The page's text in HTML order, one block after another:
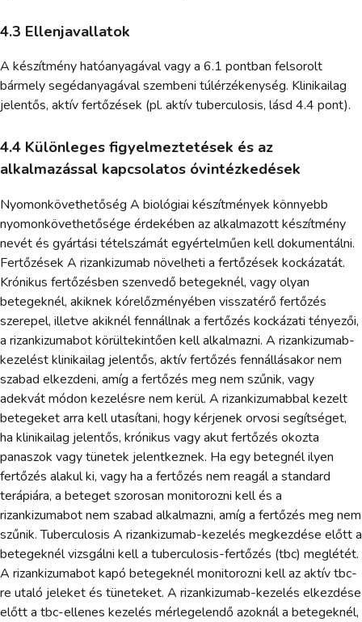
4.3 Ellenjavallatok
A készítmény hatóanyagával vagy a 6.1 pontban felsorolt
bármely segédanyagával szembeni túlérzékenység. Klinikailag
jelentős, aktív fertőzések (pl. aktív tuberculosis, lásd 4.4 pont).
4.4 Különleges figyelmeztetések és az
alkalmazással kapcsolatos óvintézkedések
Nyomonkövethetőség A biológiai készítmények könnyebb
nyomonkövethetősége érdekében az alkalmazott készítmény
nevét és gyártási tételszámát egyértelműen kell dokumentálni.
Fertőzések A rizankizumab növelheti a fertőzések kockázatát.
Krónikus fertőzésben szenvedő betegeknél, vagy olyan
betegeknél, akiknek kórelőzményében visszatérő fertőzés
szerepel, illetve akiknél fennállnak a fertőzés kockázati tényezői,
a rizankizumabot körültekintően kell alkalmazni. A rizankizumab-
kezelést klinikailag jelentős, aktív fertőzés fennállásakor nem
szabad elkezdeni, amíg a fertőzés meg nem szűnik, vagy
adekvát módon kezelésre nem kerül. A rizankizumabbal kezelt
betegeket arra kell utasítani, hogy kérjenek orvosi segítséget,
ha klinikailag jelentős, krónikus vagy akut fertőzés okozta
panaszok vagy tünetek jelentkeznek. Ha egy betegnél ilyen
fertőzés alakul ki, vagy ha a fertőzés nem reagál a standard
terápiára, a beteget szorosan monitorozni kell és a
rizankizumabot nem szabad alkalmazni, amíg a fertőzés meg nem
szűnik. Tuberculosis A rizankizumab-kezelés megkezdése előtt a
betegeknél vizsgálni kell a tuberculosis-fertőzés (tbc) meglétét.
A rizankizumabot kapó betegeknél monitorozni kell az aktív tbc-
re utaló jeleket és tüneteket. A rizankizumab-kezelés elkezdése
előtt a tbc-ellenes kezelés mérlegelendő azoknál a betegeknél,